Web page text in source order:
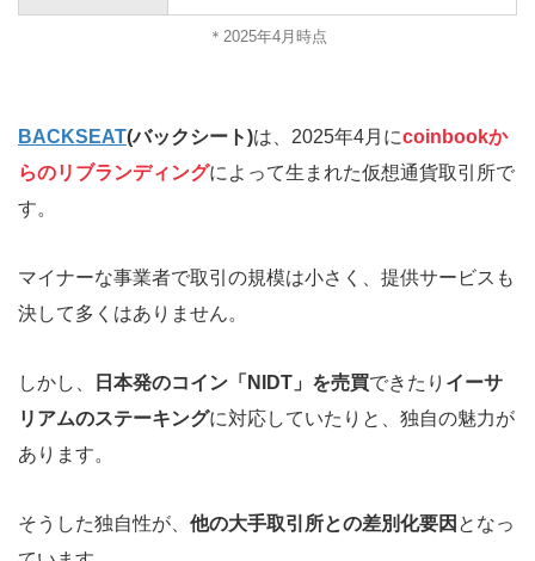
＊2025年4月時点
BACKSEAT(バックシート)は、2025年4月にcoinbookか
らのリブランディングによって生まれた仮想通貨取引所で
す。
マイナーな事業者で取引の規模は小さく、提供サービスも
決して多くはありません。
しかし、 日本発のコイン「NIDT」を売買できたり イーサ
リアムのステーキングに対応していたりと、独自の魅力が
あります。
そうした独自性が、 他の大手取引所との差別化要因 となっ